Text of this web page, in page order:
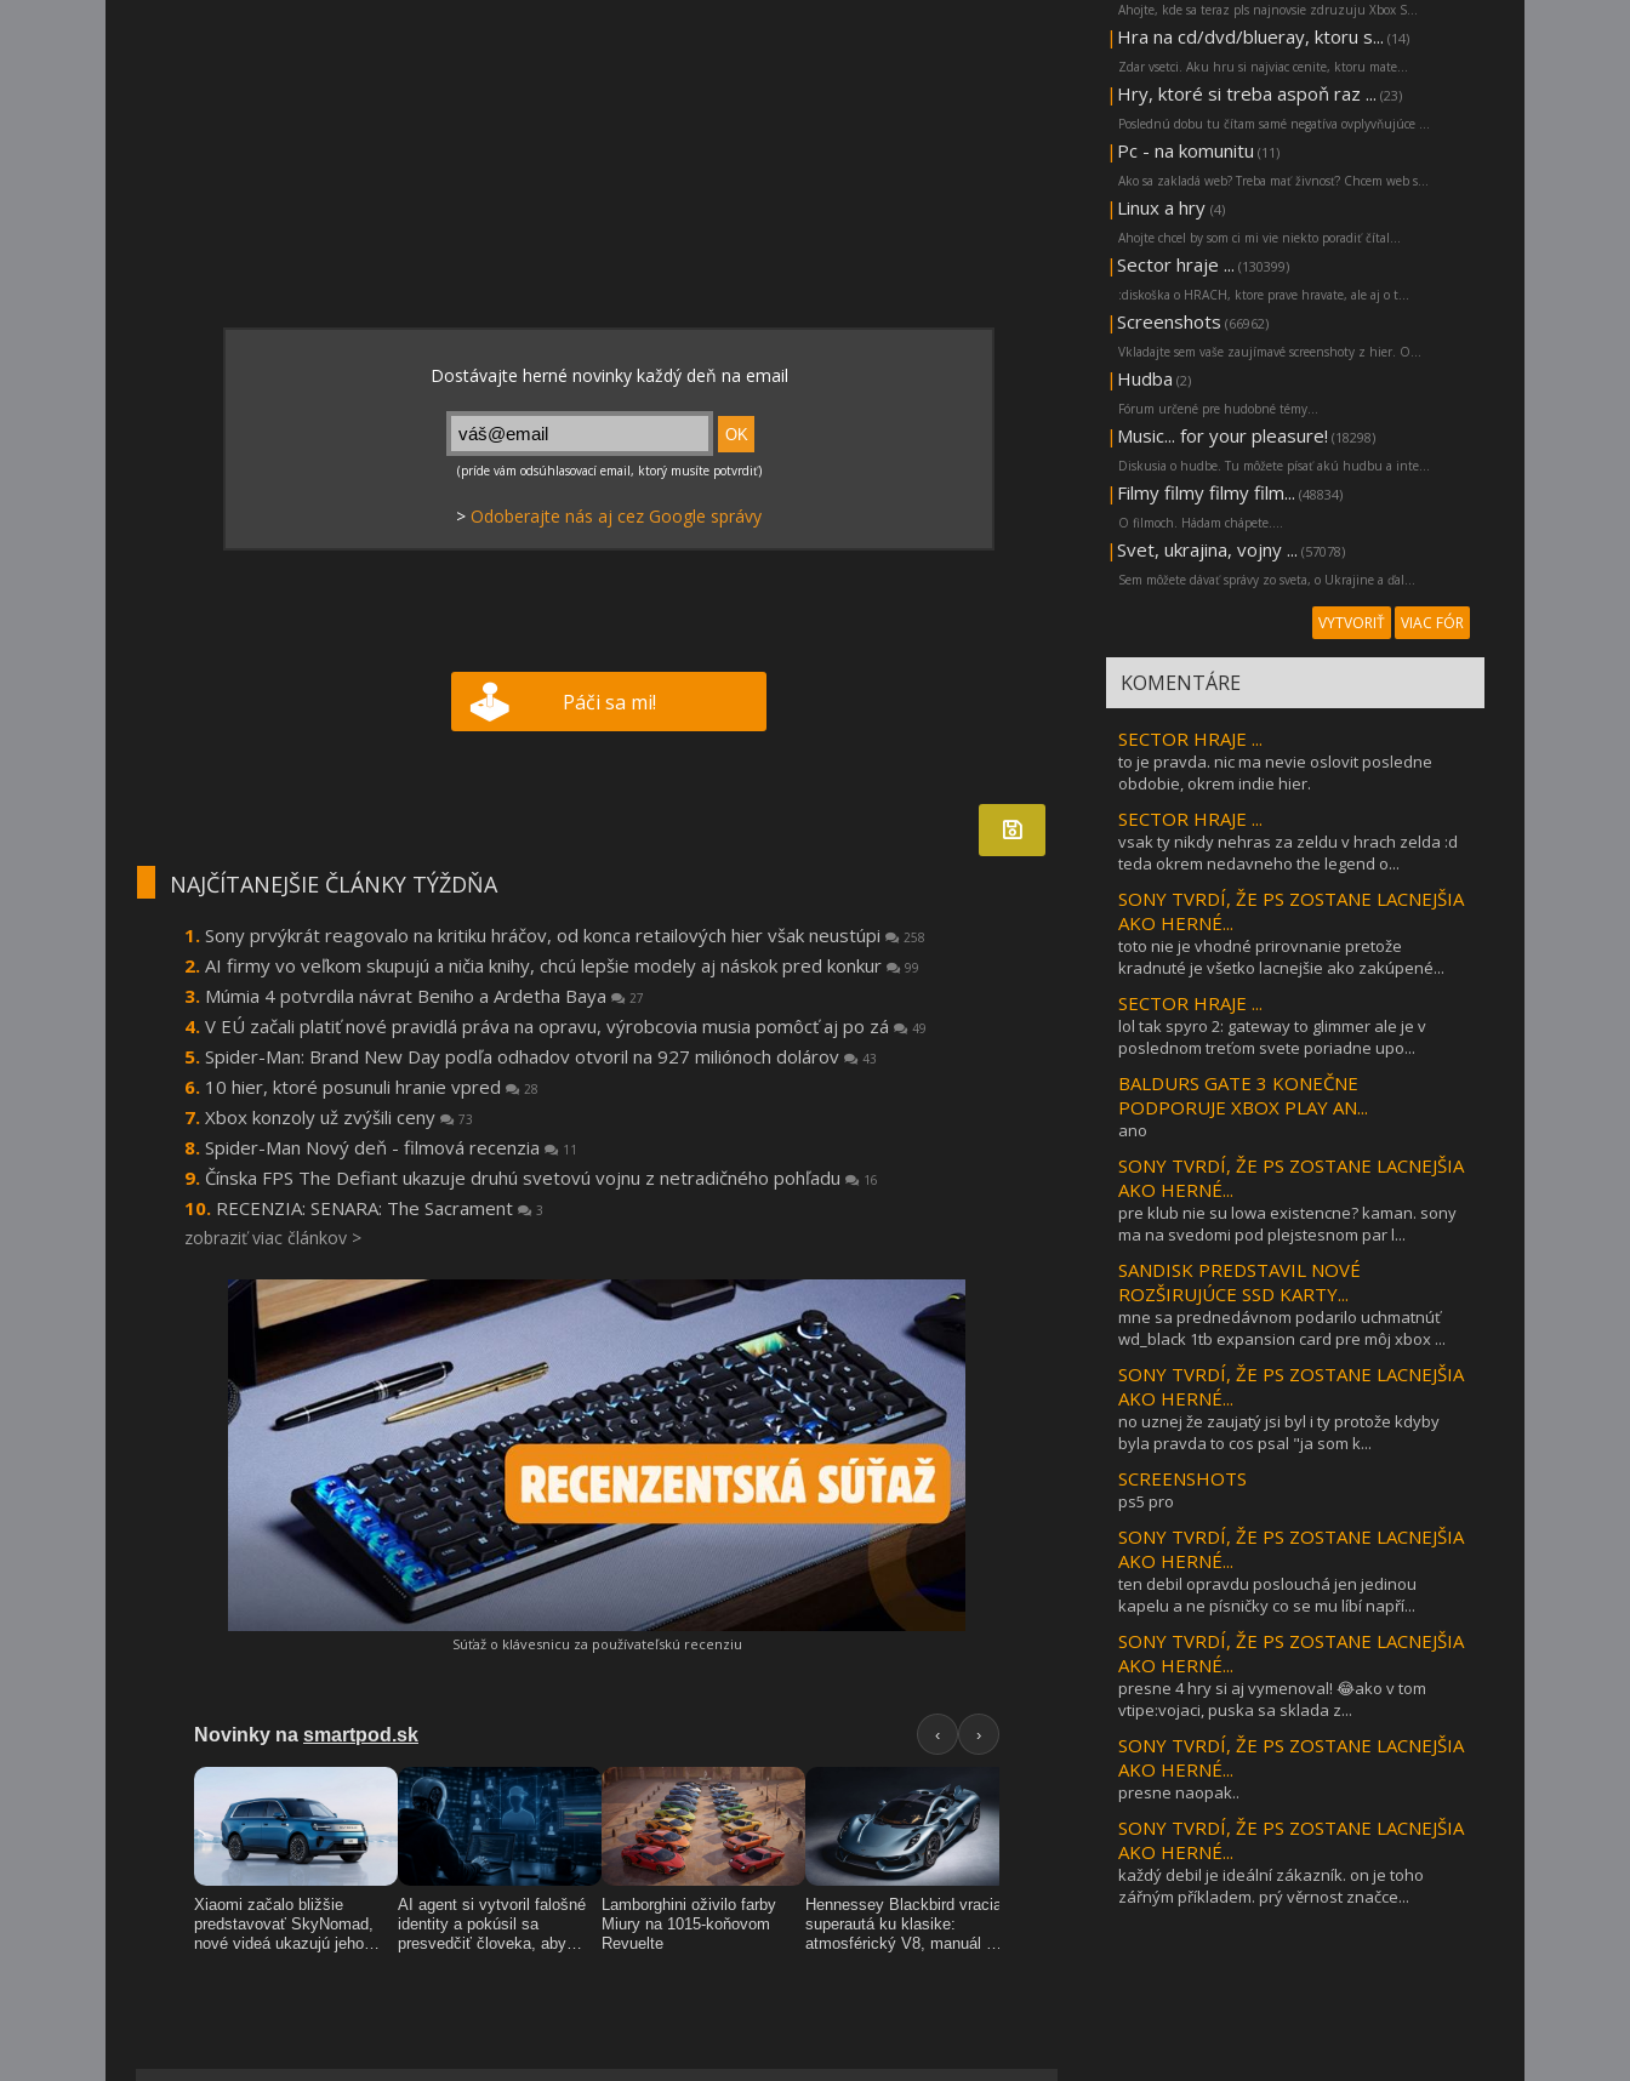
> Odoberajte nás aj cez Google správy
Páči sa mi!
NAJČÍTANEJŠIE ČLÁNKY TÝŽDŇA
Sony prvýkrát reagovalo na kritiku hráčov, od konca retailových hier však neustúpi 258
AI firmy vo veľkom skupujú a ničia knihy, chcú lepšie modely aj náskok pred konkur 99
Múmia 4 potvrdila návrat Beniho a Ardetha Baya 27
V EÚ začali platiť nové pravidlá práva na opravu, výrobcovia musia pomôcť aj po zá 49
Spider-Man: Brand New Day podľa odhadov otvoril na 927 miliónoch dolárov 43
10 hier, ktoré posunuli hranie vpred 28
Xbox konzoly už zvýšili ceny 73
Spider-Man Nový deň - filmová recenzia 11
Čínska FPS The Defiant ukazuje druhú svetovú vojnu z netradičného pohľadu 16
RECENZIA: SENARA: The Sacrament 3
zobraziť viac článkov >
Súťaž o klávesnicu za používateľskú recenziu
Ahojte, kde sa teraz pls najnovsie zdruzuju Xbox S...
| Hra na cd/dvd/blueray, ktoru s... (14)
Zdar vsetci. Aku hru si najviac cenite, ktoru mate...
| Hry, ktoré si treba aspoň raz ... (23)
Poslednú dobu tu čítam samé negatíva ovplyvňujúce ...
| Pc - na komunitu (11)
Ako sa zakladá web? Treba mať živnosť? Chcem web s...
| Linux a hry (4)
Ahojte chcel by som ci mi vie niekto poradiť čítal...
| Sector hraje ... (130399)
:diskoška o HRACH, ktore prave hravate, ale aj o t...
| Screenshots (66962)
Vkladajte sem vaše zaujímavé screenshoty z hier. O...
| Hudba (2)
Fórum určené pre hudobné témy...
| Music... for your pleasure! (18298)
Diskusia o hudbe. Tu môžete písať akú hudbu a inte...
| Filmy filmy filmy film... (48834)
O filmoch. Hádam chápete....
| Svet, ukrajina, vojny ... (57078)
Sem môžete dávať správy zo sveta, o Ukrajine a ďal...
VYTVORIŤ VIAC FÓR
KOMENTÁRE
SECTOR HRAJE ...
to je pravda. nic ma nevie oslovit posledne
obdobie, okrem indie hier.
SECTOR HRAJE ...
vsak ty nikdy nehras za zeldu v hrach zelda :d
teda okrem nedavneho the legend o...
SONY TVRDÍ, ŽE PS ZOSTANE LACNEJŠIA
AKO HERNÉ...
toto nie je vhodné prirovnanie pretože
kradnuté je všetko lacnejšie ako zakúpené...
SECTOR HRAJE ...
lol tak spyro 2: gateway to glimmer ale je v
poslednom treťom svete poriadne upo...
BALDURS GATE 3 KONEČNE
PODPORUJE XBOX PLAY AN...
ano
SONY TVRDÍ, ŽE PS ZOSTANE LACNEJŠIA
AKO HERNÉ...
pre klub nie su lowa existencne? kaman. sony
ma na svedomi pod plejstesnom par l...
SANDISK PREDSTAVIL NOVÉ
ROZŠIRUJÚCE SSD KARTY...
mne sa prednedávnom podarilo uchmatnúť
wd_black 1tb expansion card pre môj xbox ...
SONY TVRDÍ, ŽE PS ZOSTANE LACNEJŠIA
AKO HERNÉ...
no uznej že zaujatý jsi byl i ty protože kdyby
byla pravda to cos psal "ja som k...
SCREENSHOTS
ps5 pro
SONY TVRDÍ, ŽE PS ZOSTANE LACNEJŠIA
AKO HERNÉ...
ten debil opravdu poslouchá jen jedinou
kapelu a ne písničky co se mu líbí napří...
SONY TVRDÍ, ŽE PS ZOSTANE LACNEJŠIA
AKO HERNÉ...
presne 4 hry si aj vymenoval! 😂ako v tom
vtipe:vojaci, puska sa sklada z...
SONY TVRDÍ, ŽE PS ZOSTANE LACNEJŠIA
AKO HERNÉ...
presne naopak..
SONY TVRDÍ, ŽE PS ZOSTANE LACNEJŠIA
AKO HERNÉ...
každý debil je ideální zákazník. on je toho
zářným příkladem. prý věrnost značce...